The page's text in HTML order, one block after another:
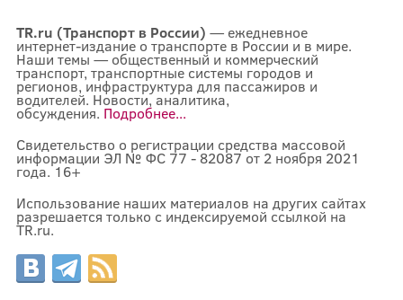
TR.ru (Транспорт в России) — ежедневное
интернет-издание о транспорте в России и в мире.
Наши темы — общественный и коммерческий
транспорт, транспортные системы городов и
регионов, инфраструктура для пассажиров и
водителей. Новости, аналитика,
обсуждения. Подробнее...
Свидетельство о регистрации средства массовой
информации ЭЛ № ФС 77 - 82087 от 2 ноября 2021
года. 16+
Использование наших материалов на других сайтах
разрешается только с индексируемой ссылкой на
TR.ru.